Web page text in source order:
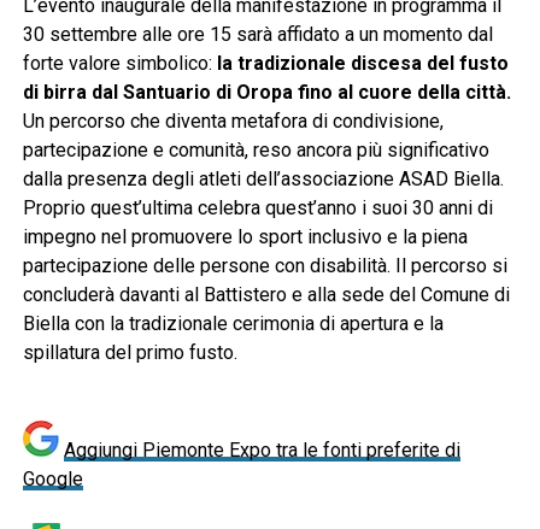
L’evento inaugurale della manifestazione in programma il
30 settembre alle ore 15 sarà affidato a un momento dal
forte valore simbolico: la tradizionale discesa del fusto
di birra dal Santuario di Oropa fino al cuore della città.
Un percorso che diventa metafora di condivisione,
partecipazione e comunità, reso ancora più significativo
dalla presenza degli atleti dell’associazione ASAD Biella.
Proprio quest’ultima celebra quest’anno i suoi 30 anni di
impegno nel promuovere lo sport inclusivo e la piena
partecipazione delle persone con disabilità. Il percorso si
concluderà davanti al Battistero e alla sede del Comune di
Biella con la tradizionale cerimonia di apertura e la
spillatura del primo fusto.
Aggiungi Piemonte Expo tra le fonti preferite di
Google